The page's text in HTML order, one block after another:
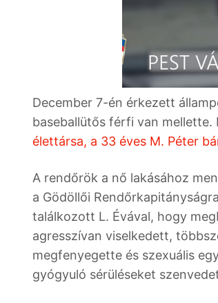
December 7-én érkezett
baseballütős férfi van mellette.
élettársa, a 33 éves M. Péter
A rendőrök a nő lakásához
a Gödöllői
találkozott L. Évával, hogy
agresszívan viselkedett,
megfenyegette és szexuális
gyógyuló sérüléseket